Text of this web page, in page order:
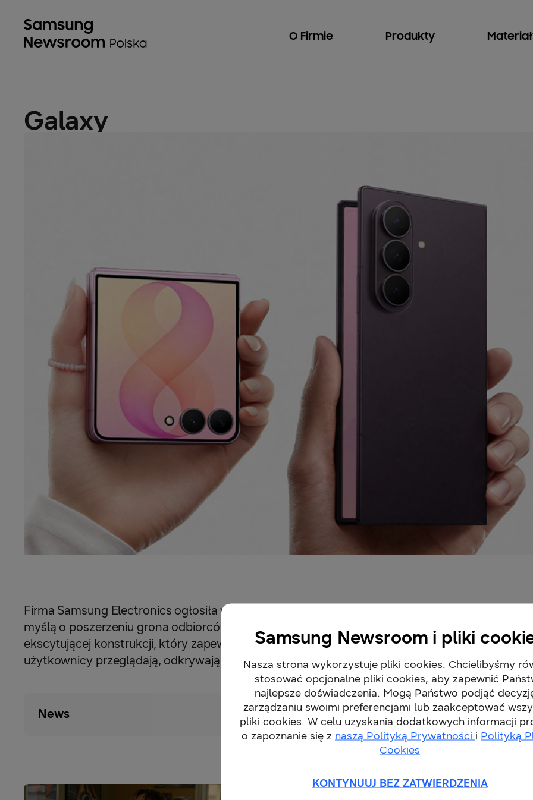
O Firmie Produkty
Galaxy
Firma Samsung Electronics ogłosiła wprowadzenie nowej serii Galaxy Z – swojej jak dotąd
myślą o poszerzeniu grona odbiorców urządzeń składanych. W ramach tej serii debiutuje
ekscytującej konstrukcji, który zapewnia zupełnie nowe wrażenia z użytkowania urządzenia
użytkownicy przeglądają, odkrywają i zanurzają się w swoich ulubionych treściach.
News
Samsung Newsroom i pliki
Nasza strona wykorzystuje pliki cookies. Chcielibyśmy
stosować opcjonalne pliki cookies, aby zapewnić
najlepsze doświadczenia. Mogą Państwo podjąć
zarządzaniu swoimi preferencjami lub zaakceptować
pliki cookies. W celu uzyskania dodatkowych informacji
o zapoznanie się z naszą Polityką Prywatności i Polityką
Cookies
KONTYNUUJ BEZ ZATWIERDZENIA